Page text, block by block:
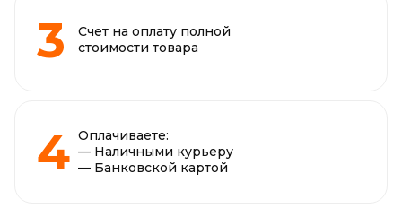
Счет на оплату полной
стоимости товара
Оплачиваете:
— Наличными курьеру
— Банковской картой